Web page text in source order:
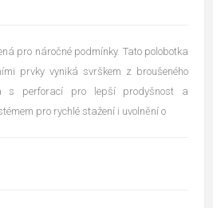
pro náročné podmínky. Tato polobotka
prvky vyniká svrškem z broušeného
s perforací pro lepší prodyšnost a
pro rychlé stažení i uvolnění o